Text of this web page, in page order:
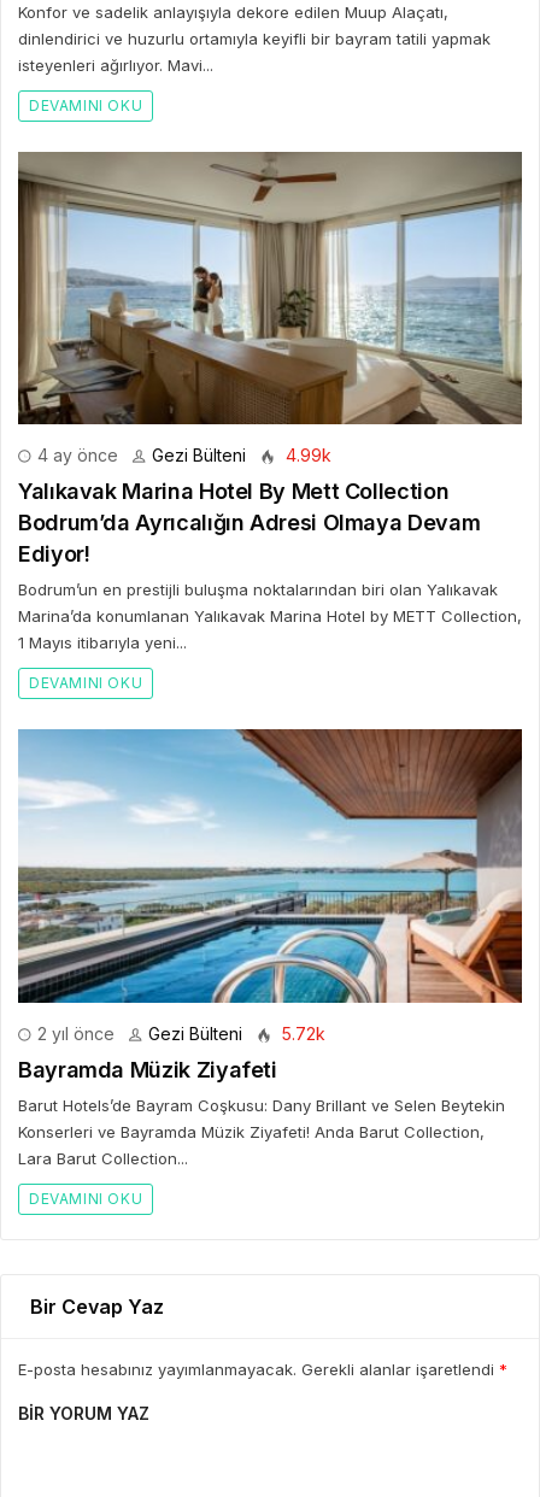
Konfor ve sadelik anlayışıyla dekore edilen Muup Alaçatı,
dinlendirici ve huzurlu ortamıyla keyifli bir bayram tatili yapmak
isteyenleri ağırlıyor. Mavi...
DEVAMINI OKU
4 ay önce Gezi Bülteni 4.99k
Yalıkavak Marina Hotel By Mett Collection
Bodrum’da Ayrıcalığın Adresi Olmaya Devam
Ediyor!
Bodrum’un en prestijli buluşma noktalarından biri olan Yalıkavak
Marina’da konumlanan Yalıkavak Marina Hotel by METT Collection,
1 Mayıs itibarıyla yeni...
DEVAMINI OKU
2 yıl önce Gezi Bülteni 5.72k
Bayramda Müzik Ziyafeti
Barut Hotels’de Bayram Coşkusu: Dany Brillant ve Selen Beytekin
Konserleri ve Bayramda Müzik Ziyafeti! Anda Barut Collection,
Lara Barut Collection...
DEVAMINI OKU
Bir Cevap Yaz
E-posta hesabınız yayımlanmayacak. Gerekli alanlar işaretlendi *
BIR YORUM YAZ